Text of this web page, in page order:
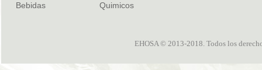
Bebidas
Quimicos
EHOSA © 2013-2018. Todos los